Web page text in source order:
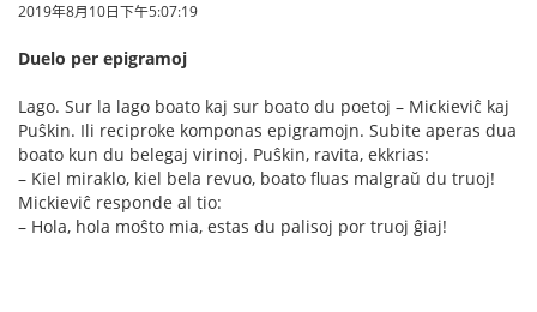
2019年8月10日下午5:07:19
Duelo per epigramoj
Lago. Sur la lago boato kaj sur boato du poetoj – Mickieviĉ kaj
Puŝkin. Ili reciproke komponas epigramojn. Subite aperas dua
boato kun du belegaj virinoj. Puŝkin, ravita, ekkrias:
– Kiel miraklo, kiel bela revuo, boato fluas malgraŭ du truoj!
Mickieviĉ responde al tio:
– Hola, hola moŝto mia, estas du palisoj por truoj ĝiaj!